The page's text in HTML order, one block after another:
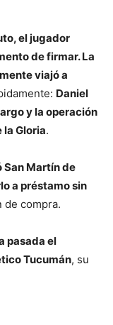
el jugador
de firmar. La
viajó a
Daniel
y la operación
Gloria.
San Martín de
a préstamo sin
de compra.
pasada el
Tucumán, su